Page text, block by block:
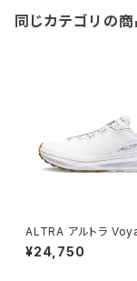
同じカテゴリの商
ALTRA アルトラ
men's / White
¥24,750